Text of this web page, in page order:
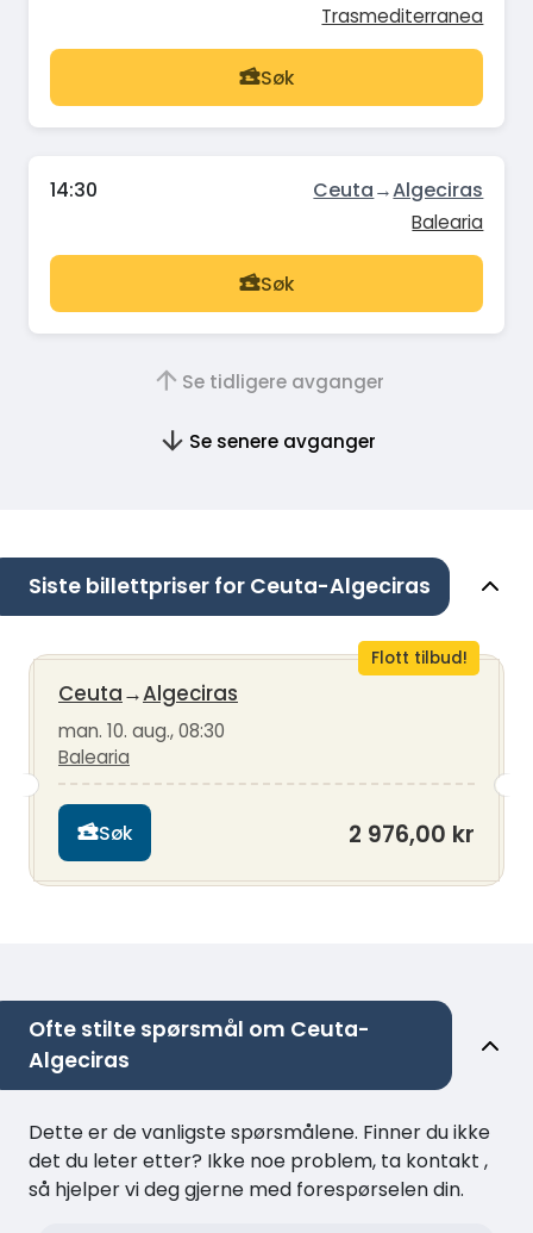
Trasmediterranea
Søk
14:30 Ceuta→Algeciras
Balearia
Søk
Se tidligere avganger
Se senere avganger
Siste billettpriser for Ceuta-Algeciras
Flott tilbud!
Ceuta→Algeciras
man. 10. aug., 08:30
Balearia
Søk 2 976,00 kr
Ofte stilte spørsmål om Ceuta-
Algeciras
Dette er de vanligste spørsmålene. Finner du ikke
det du leter etter? Ikke noe problem, ta kontakt ,
så hjelper vi deg gjerne med forespørselen din.